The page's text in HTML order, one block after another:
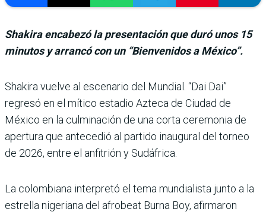
Shakira encabezó la presentación que duró unos 15
minutos y arrancó con un “Bienvenidos a México”.
Shakira vuelve al esce­nario del Mundial. “Dai Dai”
regresó en el mítico estadio Azteca de Ciudad de
México en la culminación de una corta ceremonia de
apertura que antecedió al partido inaugu­ral del torneo
de 2026, entre el anfitrión y Sudáfrica.
La colombiana interpretó el tema mundialista junto a la
estrella nigeriana del afro­beat Burna Boy, afirmaron